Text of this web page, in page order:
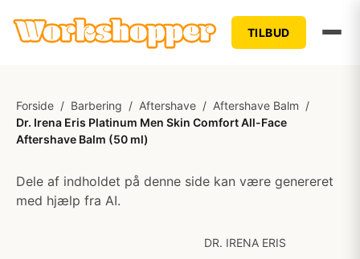
TILBUD
Forside / Barbering / Aftershave / Aftershave Balm /
Dr. Irena Eris Platinum Men Skin Comfort All-Face
Aftershave Balm (50 ml)
Dele af indholdet på denne side kan være genereret
med hjælp fra AI.
DR. IRENA ERIS